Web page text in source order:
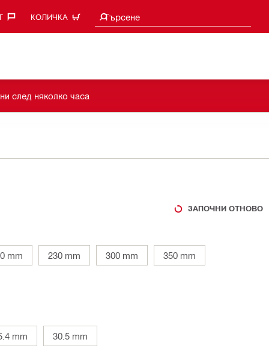
КОЛИЧКА Търсене
Търси предложения
след няколко часа
ЗАПОЧНИ ОТНОВО
mm 230 mm 300 mm 350 mm
mm 30.5 mm